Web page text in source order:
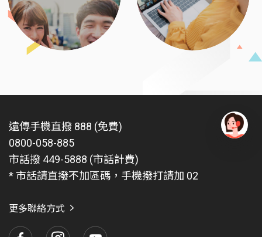
遠傳手機直撥 888 (免費)
0800-058-885
市話撥 449-5888 (市話計費)
* 市話請直撥不加區碼，手機撥打請加 02
更多聯絡方式